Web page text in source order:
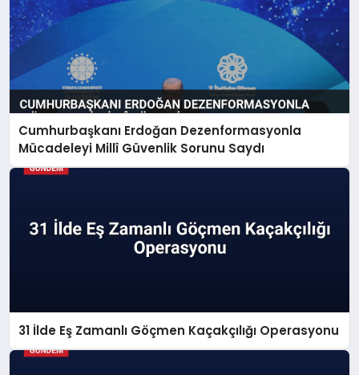
Cumhurbaşkanı Erdoğan Dezenformasyonla
Mücadeleyi Millî Güvenlik Sorunu Saydı
31 İlde Eş Zamanlı Göçmen Kaçakçılığı Operasyonu